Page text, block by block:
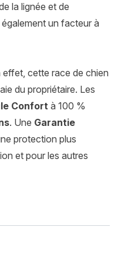
la lignée et de
un facteur à
effet, cette race de chien
du propriétaire. Les
Confort à 100 %
. Une Garantie
protection plus
et pour les autres